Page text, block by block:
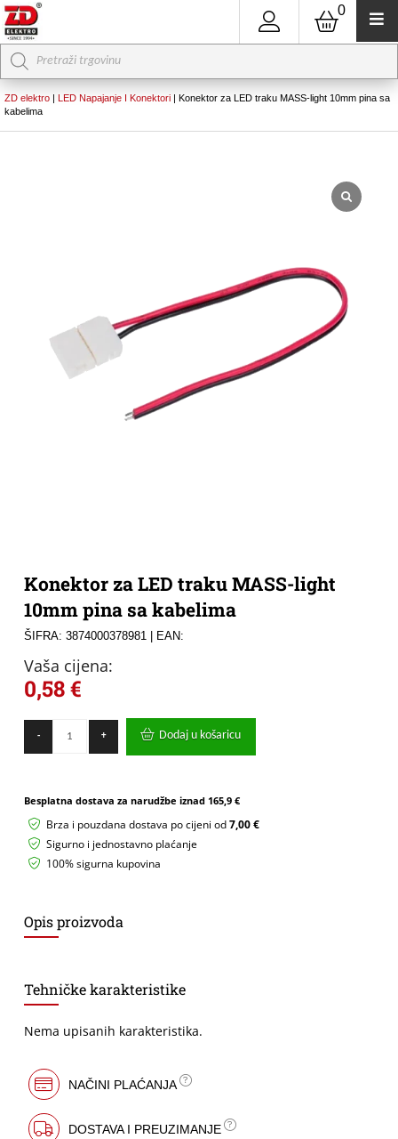
0
Products
search
ZD elektro | LED Napajanje I Konektori | Konektor za LED traku MASS-light 10mm pina sa
kabelima
Konektor za LED traku MASS-light
10mm pina sa kabelima
ŠIFRA: 3874000378981 | EAN:
Vaša cijena:
0,58€
-
LED
light
sa
kabelima
+ Dodaj u košaricu
Besplatna dostava za narudžbe iznad 165,9 €
Brza i pouzdana dostava po cijeni od7,00 €
Sigurno i jednostavno plaćanje
100% sigurna kupovina
Opis proizvoda
Tehničke karakteristike
Nema upisanih karakteristika.
NAČINI PLAĆANJA
DOSTAVA I PREUZIMANJE